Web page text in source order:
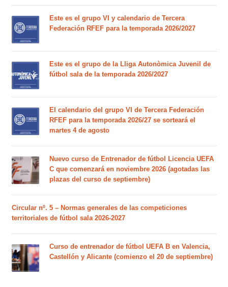
Este es el grupo VI y calendario de Tercera
Federación RFEF para la temporada 2026/2027
Este es el grupo de la Lliga Autonòmica Juvenil de
fútbol sala de la temporada 2026/2027
El calendario del grupo VI de Tercera Federación
RFEF para la temporada 2026/27 se sorteará el
martes 4 de agosto
Nuevo curso de Entrenador de fútbol Licencia UEFA
C que comenzará en noviembre 2026 (agotadas las
plazas del curso de septiembre)
Circular nº. 5 – Normas generales de las competiciones
territoriales de fútbol sala 2026-2027
Curso de entrenador de fútbol UEFA B en Valencia,
Castellón y Alicante (comienzo el 20 de septiembre)